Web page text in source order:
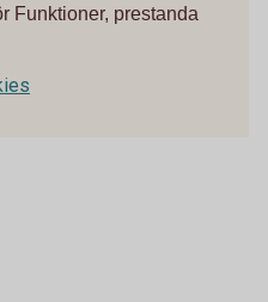
Funktioner, prestanda